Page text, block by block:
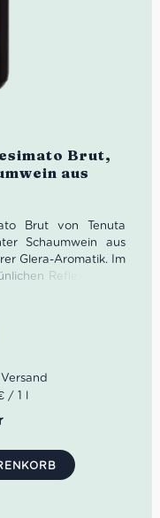
Brut,
aus
Brut von Tenuta
Schaumwein aus
Glera-Aromatik. Im
Reflexen und
Prosecco Brut
Risotto
mehr Glanz
Reflexen
perlend, elegant
/ 1 l